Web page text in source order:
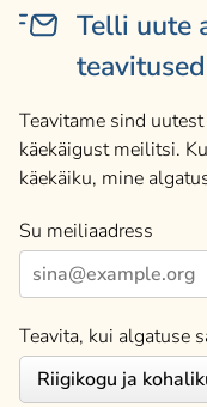
Telli uute
teavitused
Teavitame sind
käekäigust meilitsi.
käekäiku, mine
Su meiliaadress
Teavita, kui algatuse